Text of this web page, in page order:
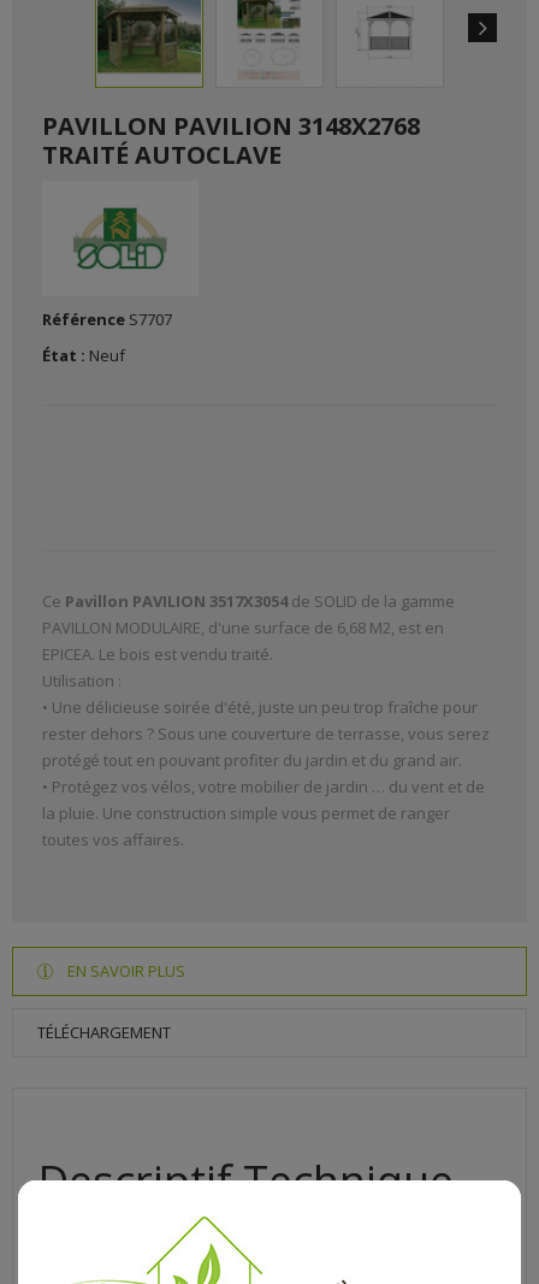
PAVILLON PAVILION 3148X2768
TRAITÉ AUTOCLAVE
Référence S7707
État : Neuf
Ce Pavillon PAVILION 3517X3054de SOLID de la gamme
PAVILLON MODULAIRE, d'une surface de 6,68 M2, est en
EPICEA. Le bois est vendu traité.
Utilisation :
• Une délicieuse soirée d'été, juste un peu trop fraîche pour
rester dehors ? Sous une couverture de terrasse, vous serez
protégé tout en pouvant profiter du jardin et du grand air.
• Protégez vos vélos, votre mobilier de jardin … du vent et de
la pluie. Une construction simple vous permet de ranger
toutes vos affaires.
EN SAVOIR PLUS
TÉLÉCHARGEMENT
Descriptif Technique
PAVILION 3517X3054